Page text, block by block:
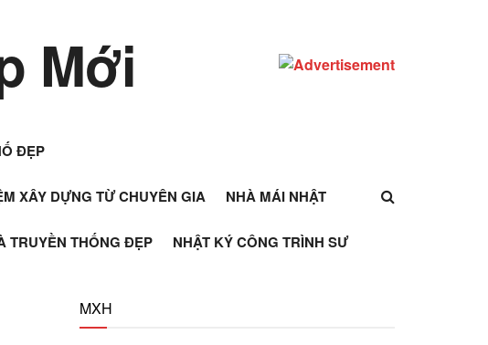
ĐẸP
XÂY DỰNG TỪ CHUYÊN GIA NHÀ MÁI NHẬT
TRUYỀN THỐNG ĐẸP NHẬT KÝ CÔNG TRÌNH SƯ
MXH